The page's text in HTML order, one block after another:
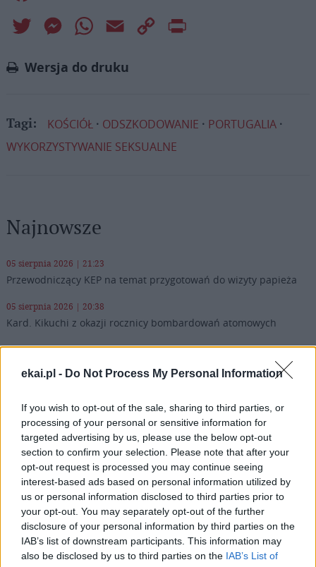
ekai.pl - Do Not Process My Personal Information
If you wish to opt-out of the sale, sharing to third parties, or
processing of your personal or sensitive information for
targeted advertising by us, please use the below opt-out
section to confirm your selection. Please note that after your
opt-out request is processed you may continue seeing
interest-based ads based on personal information utilized by
us or personal information disclosed to third parties prior to
your opt-out. You may separately opt-out of the further
disclosure of your personal information by third parties on the
IAB’s list of downstream participants. This information may
also be disclosed by us to third parties on the IAB’s List of
Twitter MessengerWhatsApp
Email
Copy
Wersja do druku
Tagi: KOŚCIÓŁ ODSZKODOWANIE
PORTUGALIA
WYKORZYSTYWANIE SEKSUALNE
Najnowsze
05 sierpnia 2026 | 21:23
Przewodniczący KEP na temat przygotowań do wizyty papieża
05 sierpnia 2026 | 20:38
Kard. Kikuchi z okazji rocznicy bombardowań atomowych
05 sierpnia 2026 | 20:00
Kard. Makrickas w święto Matki Bożej Śnieżnej
Coraz więcej ataków na chrześcijan w Europie. Anja Tang:
problem przez lata był niedostrzegany
Popularne